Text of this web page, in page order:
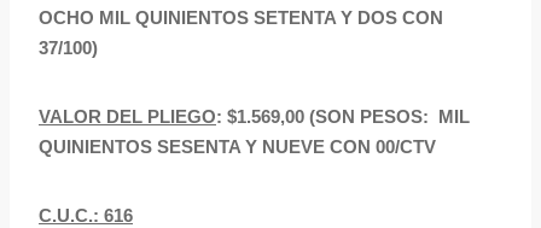
OCHO MIL QUINIENTOS SETENTA Y DOS CON
37/100)
VALOR DEL PLIEGO: $1.569,00 (SON PESOS: MIL
QUINIENTOS SESENTA Y NUEVE CON 00/CTV
C.U.C.: 616